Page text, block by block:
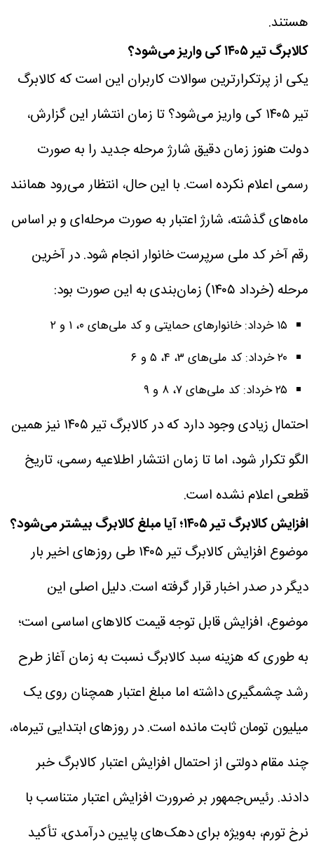
هستند.
کالابرگ تیر ۱۴۰۵ کی واریز می‌شود؟
یکی از پرتکرارترین سوالات کاربران این است که کالابرگ
تیر ۱۴۰۵ کی واریز می‌شود؟
تا زمان انتشار این گزارش،
دولت هنوز زمان دقیق شارژ مرحله جدید را به صورت
رسمی اعلام نکرده است. با این حال، انتظار می‌رود همانند
ماه‌های گذشته، شارژ اعتبار به صورت مرحله‌ای و بر اساس
رقم آخر کد ملی سرپرست خانوار انجام شود.در آخرین
مرحله (خرداد ۱۴۰۵) زمان‌بندی به این صورت بود:
۱۵ خرداد: خانوارهای حمایتی و کد ملی‌های ۰، ۱ و ۲
۲۰ خرداد: کد ملی‌های ۳، ۴، ۵ و ۶
۲۵ خرداد: کد ملی‌های ۷، ۸ و ۹
احتمال زیادی وجود دارد که در کالابرگ تیر ۱۴۰۵ نیز همین
الگو تکرار شود، اما تا زمان انتشار اطلاعیه رسمی، تاریخ
قطعی اعلام نشده است.
افزایش کالابرگ تیر ۱۴۰۵؛ آیا مبلغ کالابرگ بیشتر می‌شود؟
موضوع افزایش کالابرگ تیر ۱۴۰۵ طی روزهای اخیر بار
دیگر در صدر اخبار قرار گرفته است.دلیل اصلی این
موضوع، افزایش قابل توجه قیمت کالاهای اساسی است؛
به طوری که هزینه سبد کالابرگ نسبت به زمان آغاز طرح
رشد چشمگیری داشته اما مبلغ اعتبار همچنان روی یک
میلیون تومان ثابت مانده است.در روزهای ابتدایی تیرماه،
چند مقام دولتی از احتمال افزایش اعتبار کالابرگ خبر
دادند. رئیس‌جمهور بر ضرورت افزایش اعتبار متناسب با
نرخ تورم، به‌ویژه برای دهک‌های پایین درآمدی، تأکید